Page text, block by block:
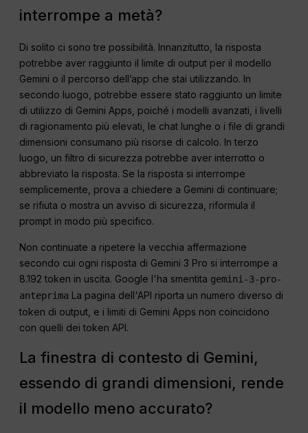
interrompe a metà?
Di solito ci sono tre possibilità. Innanzitutto, la risposta
potrebbe aver raggiunto il limite di output per il modello
Gemini o il percorso dell’app che stai utilizzando. In
secondo luogo, potrebbe essere stato raggiunto un limite
di utilizzo di Gemini Apps, poiché i modelli avanzati, i livelli
di ragionamento più elevati, le chat lunghe o i file di grandi
dimensioni consumano più risorse di calcolo. In terzo
luogo, un filtro di sicurezza potrebbe aver interrotto o
abbreviato la risposta. Se la risposta si interrompe
semplicemente, prova a chiedere a Gemini di continuare;
se rifiuta o mostra un avviso di sicurezza, riformula il
prompt in modo più specifico.
Non continuate a ripetere la vecchia affermazione
secondo cui ogni risposta di Gemini 3 Pro si interrompe a
8.192 token in uscita. Google l'ha smentita gemini-3-pro-
anteprima La pagina dell'API riporta un numero diverso di
token di output, e i limiti di Gemini Apps non coincidono
con quelli dei token API.
La finestra di contesto di Gemini,
essendo di grandi dimensioni, rende
il modello meno accurato?